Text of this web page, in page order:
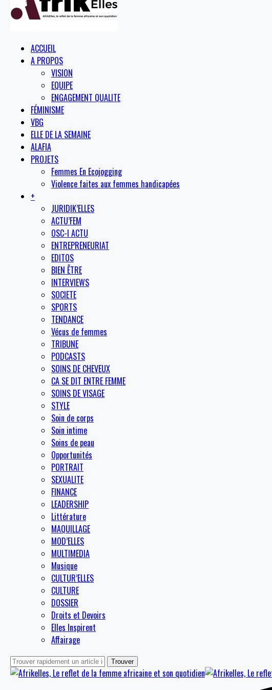
ACCUEIL
A PROPOS
VISION
EQUIPE
ENGAGEMENT QUALITE
FÉMINISME
VBG
ELLE DE LA SEMAINE
ALAFIA
PROJETS
Femmes En Ecojogging
Violence faites aux femmes handicapées
+
JURIDIK’ELLES
ACTU’FEM
OSC-I ACTU
ENTREPRENEURIAT
EDITOS
BIEN ÊTRE
INTERVIEWS
SOCIETE
SPORTS
TENDANCE
Vécus de femmes
TRIBUNE
PODCASTS
SOINS DE CHEVEUX
CA SE DIT ENTRE FEMME
SOINS DE VISAGE
STYLE
Soin de corps
Soin intime
Soins de peau
Opportunités
PORTRAIT
SEXUALITE
FINANCE
LEADERSHIP
Littérature
MAQUILLAGE
MOD’ELLES
MULTIMEDIA
Musique
CULTUR’ELLES
CULTURE
DOSSIER
Droits et Devoirs
Elles Inspirent
Affairage